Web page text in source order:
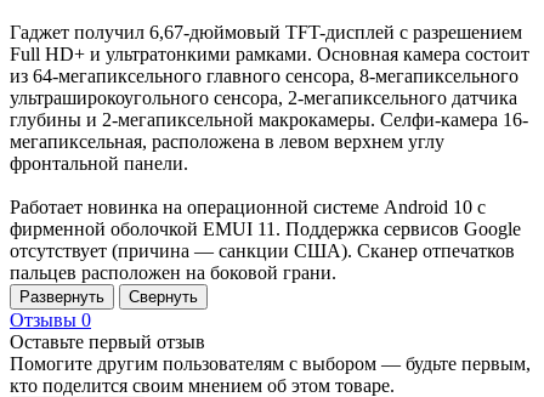
Гаджет получил 6,67-дюймовый TFT-дисплей с разрешением
Full HD+ и ультратонкими рамками. Основная камера состоит
из 64-мегапиксельного главного сенсора, 8-мегапиксельного
ультраширокоугольного сенсора, 2-мегапиксельного датчика
глубины и 2-мегапиксельной макрокамеры. Селфи-камера 16-
мегапиксельная, расположена в левом верхнем углу
фронтальной панели.
Работает новинка на операционной системе Android 10 с
фирменной оболочкой EMUI 11. Поддержка сервисов Google
отсутствует (причина — санкции США). Сканер отпечатков
пальцев расположен на боковой грани.
Развернуть Свернуть
Отзывы 0
Оставьте первый отзыв
Помогите другим пользователям с выбором — будьте первым,
кто поделится своим мнением об этом товаре.